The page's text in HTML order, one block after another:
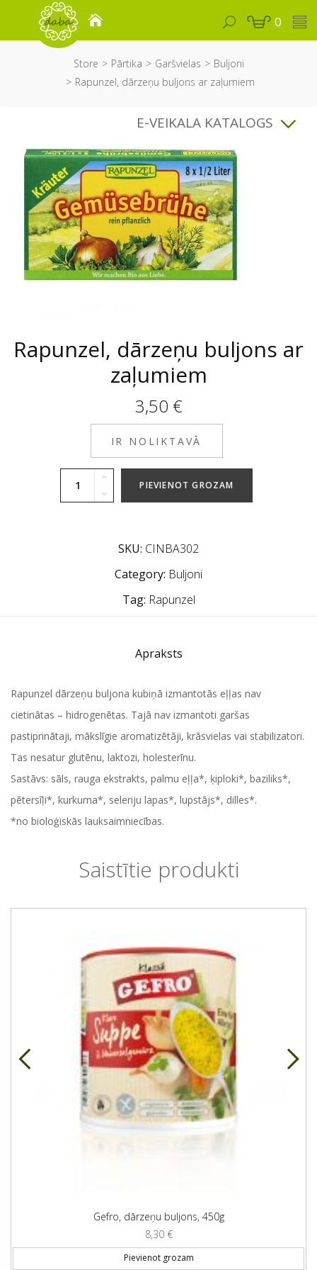
0
Store Pārtika Garšvielas
Buljoni
Rapunzel, dārzeņu buljons ar zaļumiem
E-VEIKALA KATALOGS
Rapunzel, dārzeņu buljons ar
zaļumiem
3,50 €
IR NOLIKTAVĀ
PIEVIENOT GROZAM
SKU: CINBA302
Category: Buljoni
Tag: Rapunzel
Apraksts
Rapunzel dārzeņu buljona kubiņā izmantotās eļļas nav
cietinātas – hidrogenētas. Tajā nav izmantoti garšas
pastiprinātaji, mākslīgie aromatizētāji, krāsvielas vai stabilizatori.
Tas nesatur glutēnu, laktozi, holesterīnu.
Sastāvs: sāls, rauga ekstrakts, palmu eļļa*, ķiploki*, baziliks*,
pētersīļi*, kurkuma*, seleriju lapas*, lupstājs*, dilles*.
*no bioloģiskās lauksaimniecības.
Saistītie produkti
Gefro, dārzeņu buljons, 450g
8,30 €
Pievienot grozam